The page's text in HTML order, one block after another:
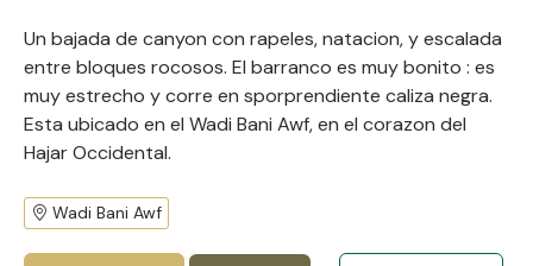
Un bajada de canyon con rapeles, natacion, y escalada
entre bloques rocosos. El barranco es muy bonito : es
muy estrecho y corre en sporprendiente caliza negra.
Esta ubicado en el Wadi Bani Awf, en el corazon del
Hajar Occidental.
Wadi Bani Awf